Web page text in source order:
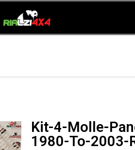
Kit-4-Molle-
1980-To-2003-